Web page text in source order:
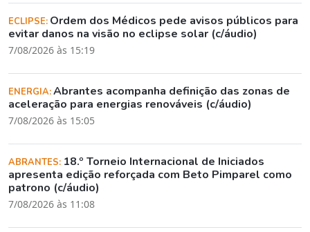
ECLIPSE: Ordem dos Médicos pede avisos públicos para
evitar danos na visão no eclipse solar (c/áudio)
7/08/2026 às 15:19
ENERGIA:Abrantes acompanha definição das zonas de
aceleração para energias renováveis (c/áudio)
7/08/2026 às 15:05
ABRANTES: 18.º Torneio Internacional de Iniciados
apresenta edição reforçada com Beto Pimparel como
patrono (c/áudio)
7/08/2026 às 11:08